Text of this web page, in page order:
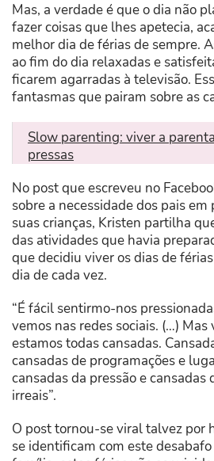
Mas, a verdade é que o dia não
fazer coisas que lhes apetecia,
melhor dia de férias de sempre.
ao fim do dia relaxadas e
ficarem agarradas à televisão.
fantasmas que pairam sobre as
Slow parenting: viver a
pressas
No post que escreveu no
sobre a necessidade dos pais
suas crianças, Kristen partilha
das atividades que havia
que decidiu viver os dias de
dia de cada vez.
“É fácil sentirmo-nos
vemos nas redes sociais. (…) Mas
estamos todas cansadas.
cansadas de programações e
cansadas da pressão e cansadas
irreais”.
O post tornou-se viral talvez por
se identificam com este